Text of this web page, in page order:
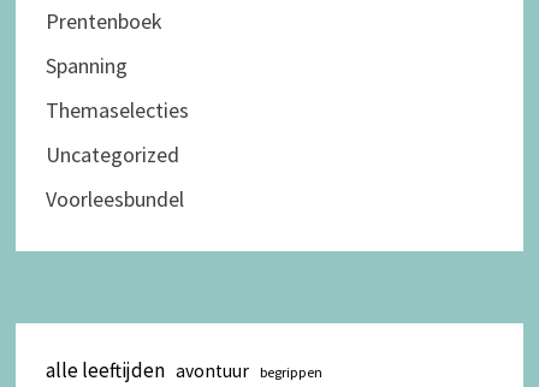
Prentenboek
Spanning
Themaselecties
Uncategorized
Voorleesbundel
alle leeftijden avontuur begrippen